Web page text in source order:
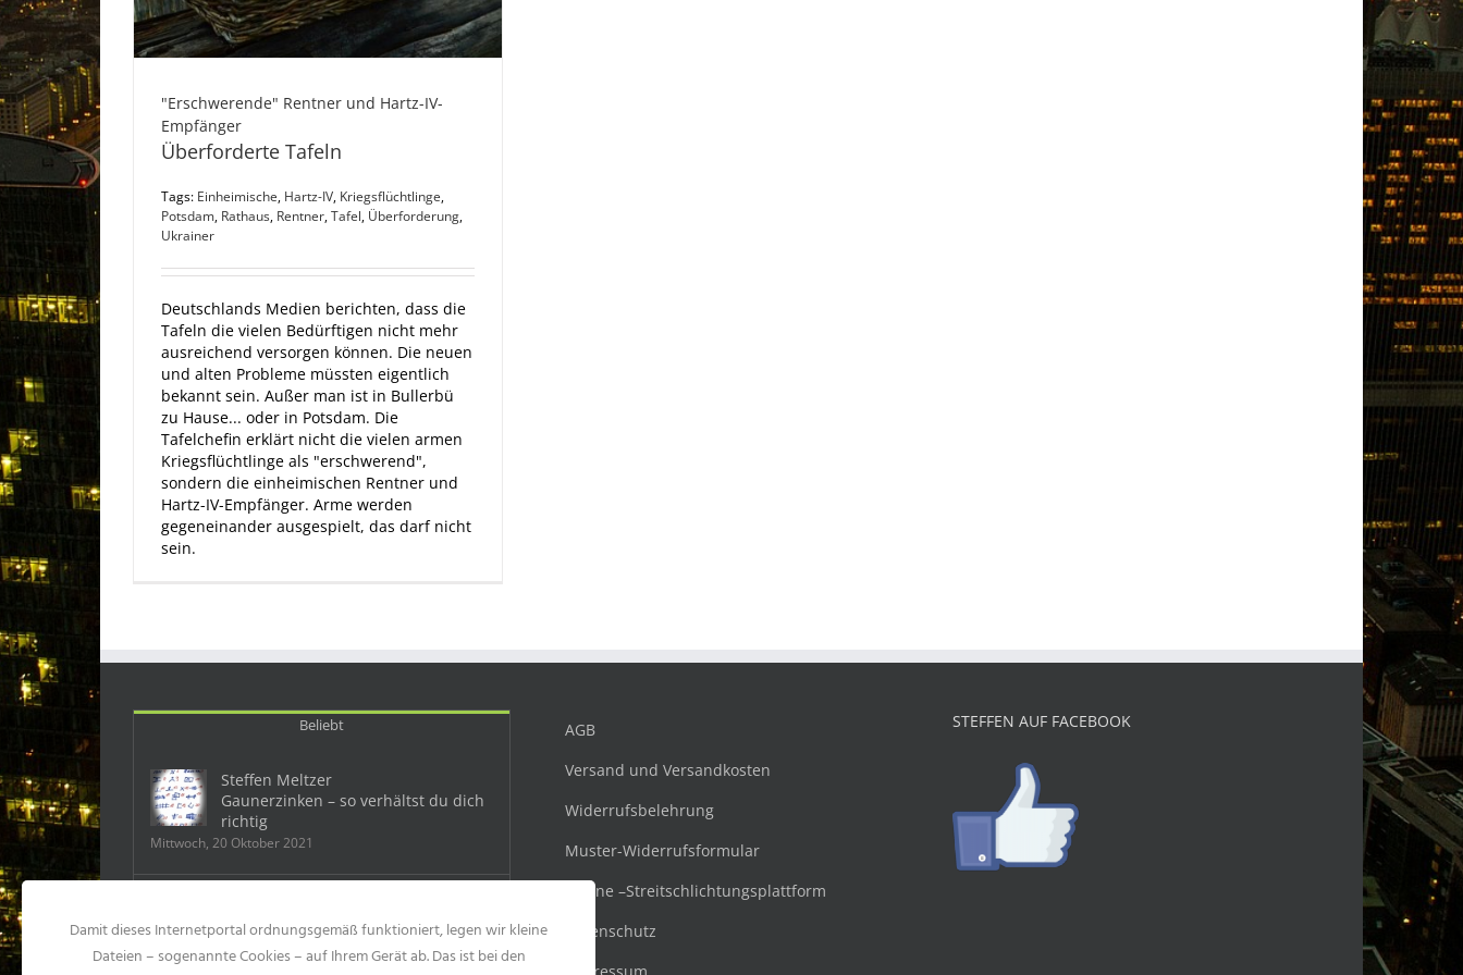
"Erschwerende" Rentner und Hartz-IV-
Empfänger
Überforderte Tafeln
Tags: Einheimische, Hartz-IV, Kriegsflüchtlinge,
Potsdam, Rathaus, Rentner,Tafel, Überforderung,
Ukrainer
Deutschlands Medien berichten, dass die
Tafeln die vielen Bedürftigen nicht mehr
ausreichend versorgen können. Die neuen
und alten Probleme müssten eigentlich
bekannt sein. Außer man ist in Bullerbü
zu Hause... oder in Potsdam. Die
Tafelchefin erklärt nicht die vielen armen
Kriegsflüchtlinge als "erschwerend",
sondern die einheimischen Rentner und
Hartz-IV-Empfänger. Arme werden
gegeneinander ausgespielt, das darf nicht
sein.
Beliebt
Steffen Meltzer
Gaunerzinken – so verhältst du dich
richtig
Mittwoch, 20 Oktober 2021
dem Chef 500 000 Euro
Samstag, 23 Mai 2015
AGB
Versand und Versandkosten
Widerrufsbelehrung
Muster-Widerrufsformular
Online –Streitschlichtungsplattform
Datenschutz
STEFFEN AUF FACEBOOK
Damit dieses Internetportal ordnungsgemäß funktioniert, legen wir kleine
Dateien – sogenannte Cookies – auf Ihrem Gerät ab. Das ist bei den